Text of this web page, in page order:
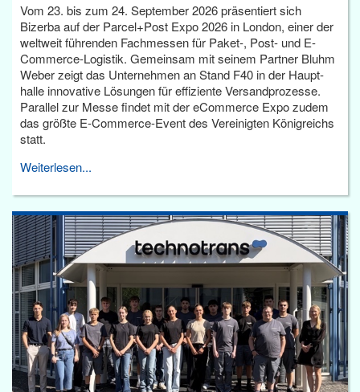
Vom 23. bis zum 24. September 2026 präsentiert sich
Bizerba auf der Parcel+Post Expo 2026 in London, einer der
weltweit führenden Fachmessen für Paket-, Post- und E-
Commerce-Logistik. Gemeinsam mit seinem Partner Bluhm
Weber zeigt das Unternehmen an Stand F40 in der Haupt­
halle innovative Lösungen für effiziente Versandprozesse.
Parallel zur Messe findet mit der eCommerce Expo zudem
das größte E-Commerce-Event des Vereinigten Königreichs
statt.
Weiterlesen...